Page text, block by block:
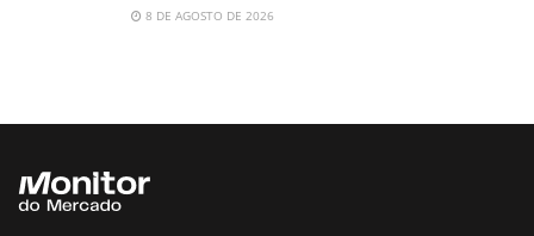
8 DE AGOSTO DE 2026